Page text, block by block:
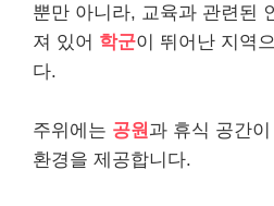
뿐만 아니라, 교육과 관련된
져 있어 학군이 뛰어난 지역
다.
주위에는 공원 과 휴식 공간
환경을 제공합니다.